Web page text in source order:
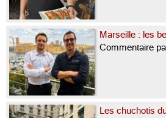
Marseille : les
Commentaire
Les chuchotis